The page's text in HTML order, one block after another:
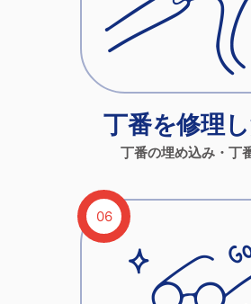
丁番を修理
丁番の埋め込み・丁